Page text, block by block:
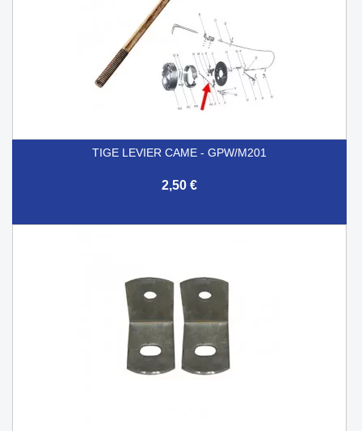
TIGE LEVIER CAME - GPW/M201
2,50 €